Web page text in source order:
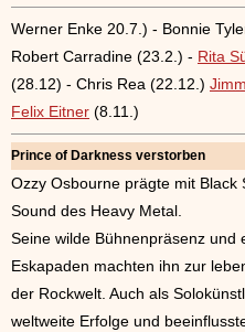
Werner Enke 20.7.) - Bonnie
Robert Carradine (23.2.) - Rita
(28.12) - Chris Rea (22.12.)
Felix Eitner (8.11.)
Prince of Darkness verstorben
Ozzy Osbourne prägte mit Black
Sound des Heavy Metal.
Seine wilde Bühnenpräsenz und
Eskapaden machten ihn zur
der Rockwelt. Auch als
weltweite Erfolge und